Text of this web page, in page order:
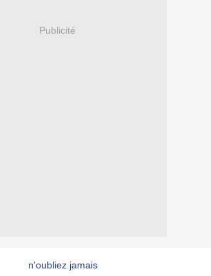
Publicité